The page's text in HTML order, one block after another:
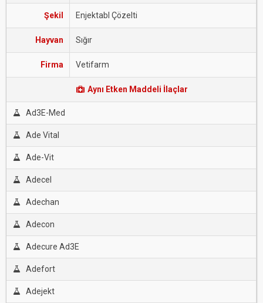
Şekil Enjektabl Çözelti
Hayvan Sığır
Firma Vetifarm
Aynı Etken Maddeli İlaçlar
Ad3E-Med
Ade Vital
Ade-Vit
Adecel
Adechan
Adecon
Adecure Ad3E
Adefort
Adejekt